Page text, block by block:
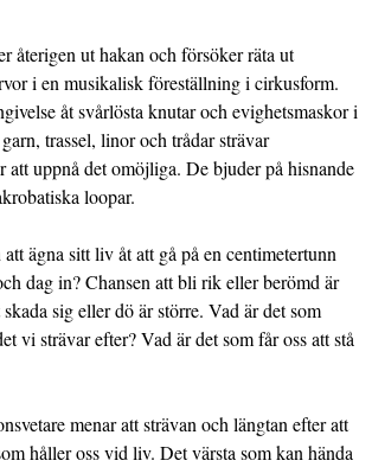
återigen ut hakan och försöker räta ut
i en musikalisk föreställning i cirkusform.
åt svårlösta knutar och evighetsmaskor i
trassel, linor och trådar strävar
att uppnå det omöjliga. De bjuder på hisnande
loopar.
ägna sitt liv åt att gå på en centimetertunn
dag in? Chansen att bli rik eller berömd är
sig eller dö är större. Vad är det som
vi strävar efter? Vad är det som får oss att stå
menar att strävan och längtan efter att
håller oss vid liv. Det värsta som kan hända